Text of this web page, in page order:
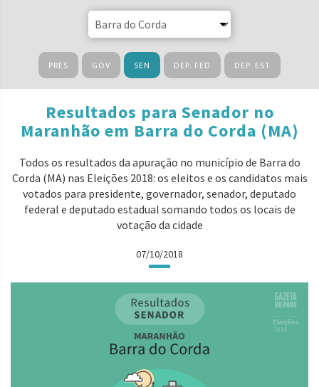
PRES GOV SEN DEP. FED DEP. EST
Resultados para Senador no
Maranhão em Barra do Corda (MA)
Todos os resultados da apuração no município de Barra do
Corda (MA) nas Eleições 2018: os eleitos e os candidatos mais
votados para presidente, governador, senador, deputado
federal e deputado estadual somando todos os locais de
votação da cidade
07/10/2018